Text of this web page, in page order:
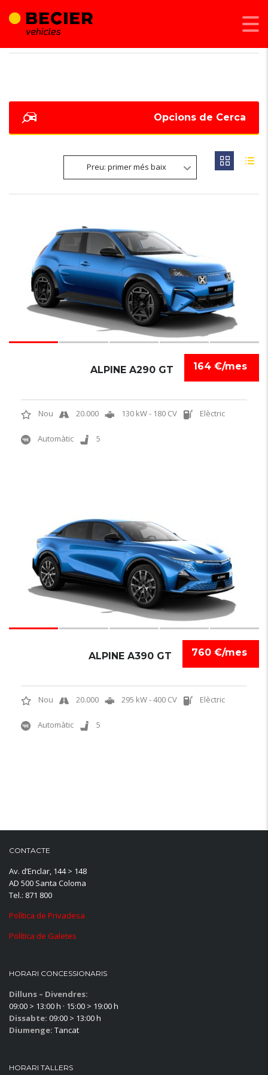
Opcions de Cerca
Preu: primer més baix
164 €/mes
ALPINE A290 GT
Nou 20.000 130 kW - 180 CV Elèctric
Automàtic 5
760 €/mes
ALPINE A390 GT
Nou 20.000 295 kW - 400 CV Elèctric
Automàtic 5
CONTACTE
Av. d’Enclar, 144 > 148
AD 500 Santa Coloma
Tel.: 871 800
Política de Privadesa
Política de Galetes
HORARI CONCESSIONARIS
Dilluns – Divendres:
09:00 > 13:00 h · 15:00 > 19:00 h
Dissabte: 09:00 > 13:00 h
Diumenge: Tancat
HORARI TALLERS